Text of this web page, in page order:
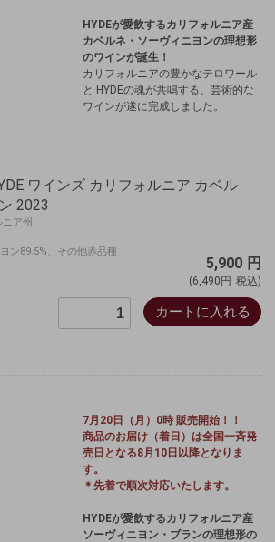
HYDEが愛飲するカリフォルニア産
カベルネ・ソーヴィニヨンの理想形
のワインが誕生！
カリフォルニアの豊かなテロワール
と HYDEの魂が共鳴する、芸術的な
ワインが遂に完成しました。
ワインズ カリフォルニア カベル
2023
ニア州
ン89.5%、その他赤品種
5,900 円
(6,490円 税込)
カートに入れる
7月20日（月）0時 販売開始！！
商品のお届け（着日）は全国一斉発
売日となる8月10日以降となりま
す。
＊先着で順次対応いたします。
HYDEが愛飲するカリフォルニア産
ソーヴィニヨン・ブランの理想形の